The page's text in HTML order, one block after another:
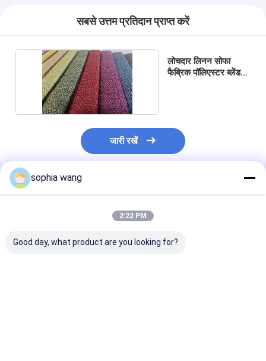
सबसे उत्तम प्रतिदान प्राप्त करें
लोचदार लिनन सोफा
फैब्रिक पॉलिएस्टर ब्लेंड
जारी रखें
अनुशंसित उत्पाद
sophia wang
2:22 PM
Good day, what product are you looking for?